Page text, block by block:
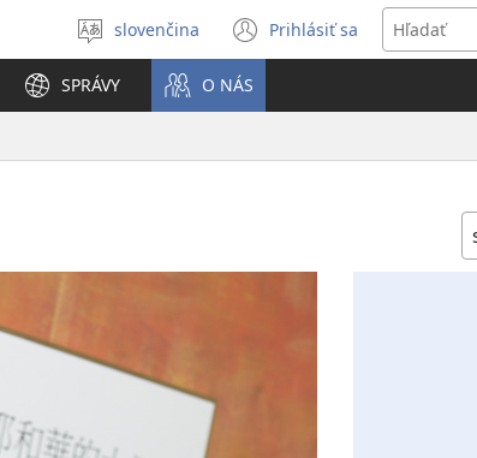
Výber
jazyka
slovenčina Prihlásiť sa
(otvorí
nové
SPRÁVY O NÁS